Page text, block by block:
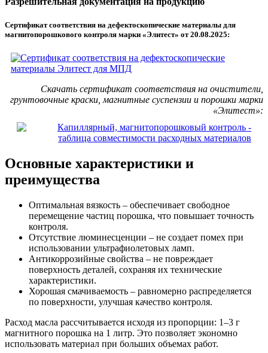
Сертификат соответствия на дефектоскопические материалы для
магнитопорошкового контроля марки «Элитест» от 20.08.2025:
Скачать сертификат соответствия на очистители,
грунтовочные краски, магнитные суспензии и порошки марки
«Элитест»:
Основные характеристики и
преимущества
Оптимальная вязкость – обеспечивает свободное
перемещение частиц порошка, что повышает точность
контроля.
Отсутствие люминесценции – не создает помех при
использовании ультрафиолетовых ламп.
Антикоррозийные свойства – не повреждает
поверхность деталей, сохраняя их технические
характеристики.
Хорошая смачиваемость – равномерно распределяется
по поверхности, улучшая качество контроля.
Расход масла рассчитывается исходя из пропорции: 1–3 г
магнитного порошка на 1 литр. Это позволяет экономно
использовать материал при больших объемах работ.